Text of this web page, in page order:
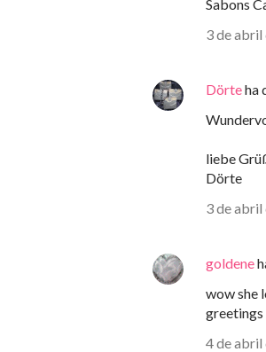
Sabons
3 de abril
Dörteha
liebe
Dörte
3 de abril
goldene
wow she
4 de abril